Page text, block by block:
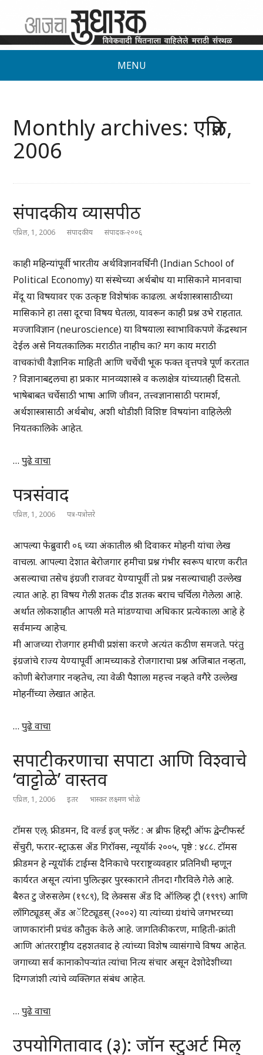
MENU
Monthly archives: एप्रिल,
2006
संपादकीय व्यासपीठ
एप्रिल, 1, 2006 संपादकीय संपादक-२००६
काही महिन्यांपूर्वी भारतीय अर्थविज्ञानवर्धिनी (Indian School of
Political Economy) या संस्थेच्या अर्थबोध या मासिकाने मानवाचा
मेंदू या विषयावर एक उत्कृष्ट विशेषांक काढला. अर्थशास्त्रासाठीच्या
मासिकाने हा तसा दूरचा विषय घेतला, यावरून काही प्रश्न उभे राहतात.
मज्जाविज्ञान (neuroscience) या विषयाला स्वाभाविकपणे केंद्रस्थान
देईल असे नियतकालिक मराठीत नाहीच का? मग काय मराठी
वाचकांची वैज्ञानिक माहिती आणि चर्चेची भूक फक्त वृत्तपत्रे पूर्ण करतात
? विज्ञानाबद्दलचा हा प्रकार मानव्यशास्त्रे व कलाक्षेत्र यांच्यातही दिसतो.
भाषेबाबत चर्चेसाठी भाषा आणि जीवन, तत्त्वज्ञानासाठी परामर्श,
अर्थशास्त्रासाठी अर्थबोध, अशी थोडीशी विशिष्ट विषयांना वाहिलेली
नियतकालिके आहेत.
…पुढे वाचा
पत्रसंवाद
एप्रिल, 1, 2006 पत्र-पत्रोत्तरे
आपल्या फेब्रुवारी ०६ च्या अंकातील श्री दिवाकर मोहनी यांचा लेख
वाचला. आपल्या देशात बेरोजगार हमीचा प्रश्न गंभीर स्वरूप धारण करीत
असल्याचा तसेच इंग्रजी राजवट येण्यापूर्वी तो प्रश्न नसल्याचाही उल्लेख
त्यात आहे. हा विषय गेली शतक दीड शतक बराच चर्चिला गेलेला आहे.
अर्थात लोकशाहीत आपली मते मांडण्याचा अधिकार प्रत्येकाला आहे हे
सर्वमान्य आहेच.
मी आजच्या रोजगार हमीची प्रशंसा करणे अत्यंत कठीण समजते. परंतु
इंग्रजांचे राज्य येण्यापूर्वी आमच्याकडे रोजगाराचा प्रश्न अजिबात नव्हता,
कोणी बेरोजगार नव्हतेच, त्या वेळी पैशाला महत्त्व नव्हते वगैरे उल्लेख
मोहनींच्या लेखात आहेत.
…पुढे वाचा
सपाटीकरणाचा सपाटा आणि विश्वाचे
‘वाट्टोळे’ वास्तव
एप्रिल, 1, 2006 इतर भास्कर लक्ष्मण भोळे
टॉमस एल्. फ्रीडमन, दि वर्ल्ड इज् फ्लॅट : अ ब्रीफ हिस्ट्री ऑफ द्वेन्टीफर्स्ट
सेंचुरी, फरार-स्ट्राऊस अँड गिरॉक्स, न्यूयॉर्क २००५, पृष्ठे : ४८८. टॉमस
फ्रीडमन हे न्यूयॉर्क टाईम्स दैनिकाचे परराष्ट्रव्यवहार प्रतिनिधी म्हणून
कार्यरत असून त्यांना पुलित्झर पुरस्काराने तीनदा गौरविले गेले आहे.
बैरुत टु जेरुसलेम (१९८९), दि लेक्सस अँड दि ऑलिव्ह ट्री (१९९९) आणि
लाँगिट्यूडस् अँड अॅटिट्यूडस् (२००२) या त्यांच्या ग्रंथांचे जगभरच्या
जाणकारांनी प्रचंड कौतुक केले आहे. जागतिकीकरण, माहिती-क्रांती
आणि आंतरराष्ट्रीय दहशतवाद हे त्यांच्या विशेष व्यासंगाचे विषय आहेत.
जगाच्या सर्व कानाकोपऱ्यांत त्यांचा नित्य संचार असून देशोदेशीच्या
दिग्गजांशी त्यांचे व्यक्तिगत संबंध आहेत.
…पुढे वाचा
उपयोगितावाद (३): जॉन स्टुअर्ट मिल्